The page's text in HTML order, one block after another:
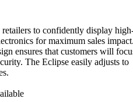
to confidently display
for maximum sales
ensures that customers will
The Eclipse easily adjusts to